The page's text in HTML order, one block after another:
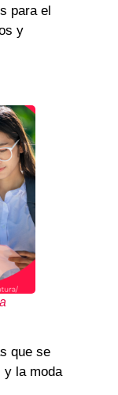
para el
y
que se
y la moda